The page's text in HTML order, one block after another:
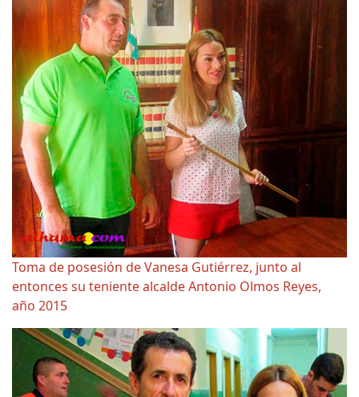
Toma de posesión de Vanesa Gutiérrez, junto al
entonces su teniente alcalde Antonio Olmos Reyes,
año 2015